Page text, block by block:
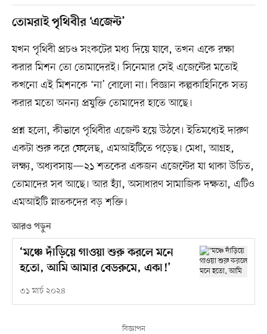
তোমরাই পৃথিবীর ‘এজেন্ট’
যখন পৃথিবী প্রচণ্ড সংকটের মধ্য দিয়ে যাবে, তখন একে রক্ষা
করার মিশন তো তোমাদেরই। সিনেমার সেই এজেন্টের মতোই
কখনো এই মিশনকে ‘না’ বোলো না। বিজ্ঞান কল্পকাহিনিকে সত্য
করার মতো অনন্য প্রযুক্তি তোমাদের হাতে আছে।
প্রশ্ন হলো, কীভাবে পৃথিবীর এজেন্ট হয়ে উঠবে। ইতিমধ্যেই দারুণ
একটা শুরু করে ফেলেছ, এমআইটিতে পড়েছ। মেধা, আগ্রহ,
লক্ষ্য, অধ্যবসায়—২১ শতকের একজন এজেন্টের যা থাকা উচিত,
তোমাদের সব আছে। আর হ্যাঁ, অসাধারণ সামাজিক দক্ষতা, এটিও
এমআইটি স্নাতকদের বড় শক্তি।
আরও পড়ুন
‘মঞ্চে দাঁড়িয়ে গাওয়া শুরু করলে মনে
হতো, আমি আমার বেডরুমে, একা!’
৩১ মার্চ ২০২৪